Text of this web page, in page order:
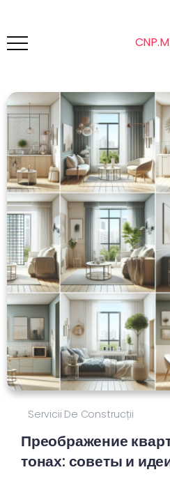
Servicii De Construcții
Преображение
тонах: советы и